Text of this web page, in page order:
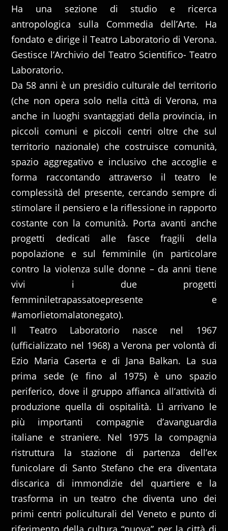
Ha una sezione di studio e ricerca
antropologica sulla Commedia dell’Arte. Ha
fondato e dirige il Teatro Laboratorio di Verona.
Gestisce l’Archivio del Teatro Scientifico- Teatro
Laboratorio.
Da 58 anni è un presidio culturale del territorio
(che non opera solo nella città di Verona, ma
anche in luoghi svantaggiati della provincia, in
piccoli comuni e piccoli centri oltre che sul
territorio nazionale) che costruisce comunità,
spazio aggregativo e inclusivo che accoglie e
forma raccontando attraverso il teatro le
complessità del presente, cercando sempre di
stimolare il pensiero e la riflessione in rapporto
costante con la comunità. Porta avanti anche
progetti dedicati alle fasce fragili della
popolazione e sul femminile (in particolare
contro la violenza sulle donne – da anni tiene
vivi i due progetti
femminiletrapassatoepresente e
#amorlietomalatonegato).
Il Teatro Laboratorio nasce nel 1967
(ufficializzato nel 1968) a Verona per volontà di
Ezio Maria Caserta e di Jana Balkan. La sua
prima sede (e fino al 1975) è uno spazio
periferico, dove il gruppo affianca all’attività di
produzione quella di ospitalità. Lì arrivano le
più importanti compagnie d’avanguardia
italiane e straniere. Nel 1975 la compagnia
ristruttura la stazione di partenza dell’ex
funicolare di Santo Stefano che era diventata
discarica di immondizie del quartiere e la
trasforma in un teatro che diventa uno dei
primi centri policulturali del Veneto e punto di